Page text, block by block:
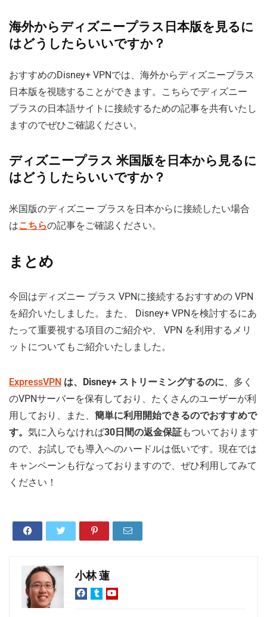
海外からディズニープラス日本版を見るに
はどうしたらいいですか？
おすすめのDisney+ VPNでは、海外からディズニープラス
日本版を視聴することができます。こちらでディズニー
プラスの日本語サイトに接続するための記事を共有いたし
ますのでぜひご確認ください。
ディズニープラス 米国版を日本から見るに
はどうしたらいいですか？
米国版のディズニー プラスを日本からに接続したい場合
はこちらの記事をご確認ください。
まとめ
今回はディズニー プラス VPNに接続するおすすめの VPN
を紹介いたしました。また、 Disney+ VPNを検討するにあ
たって重要視する項目のご紹介や、 VPN を利用するメリ
ットについてもご紹介いたしました。
ExpressVPN は、Disney+ ストリーミングするのに 、多く
のVPNサーバーを保有しており、たくさんのユーザーが利
用しており、また、 簡単に利用開始できるのでおすすめで
す。 気に入らなければ30日間の返金保証もついております
ので、お試しでも導入へのハードルは低いです。現在では
キャンペーンも行なっておりますので、ぜひ利用してみて
ください！
小林 蓮